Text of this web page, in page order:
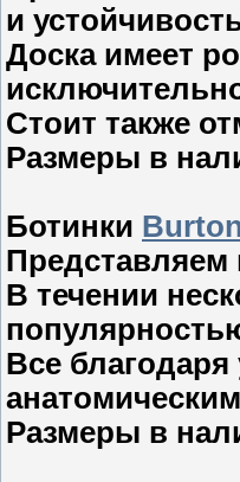
и
Доска имеет
Стоит также
Размеры в
Ботинки
Представляем
В течении
Все
Размеры в